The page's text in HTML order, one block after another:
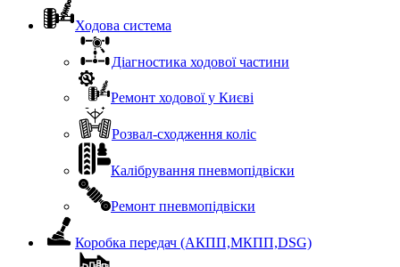
Ходова система
Діагностика ходової частини
Ремонт ходової у Києві
Розвал-сходження коліс
Калібрування пневмопідвіски
Ремонт пневмопідвіски
Коробка передач (АКПП,МКПП,DSG)